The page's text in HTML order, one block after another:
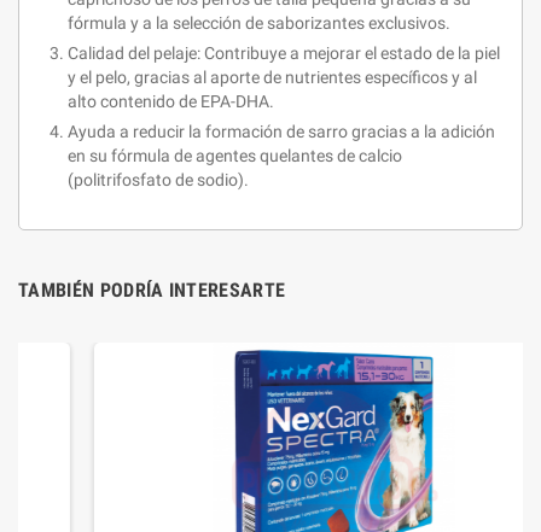
fórmula y a la selección de saborizantes exclusivos.
Calidad del pelaje: Contribuye a mejorar el estado de la piel
y el pelo, gracias al aporte de nutrientes específicos y al
alto contenido de EPA-DHA.
Ayuda a reducir la formación de sarro gracias a la adición
en su fórmula de agentes quelantes de calcio
(politrifosfato de sodio).
TAMBIÉN PODRÍA INTERESARTE